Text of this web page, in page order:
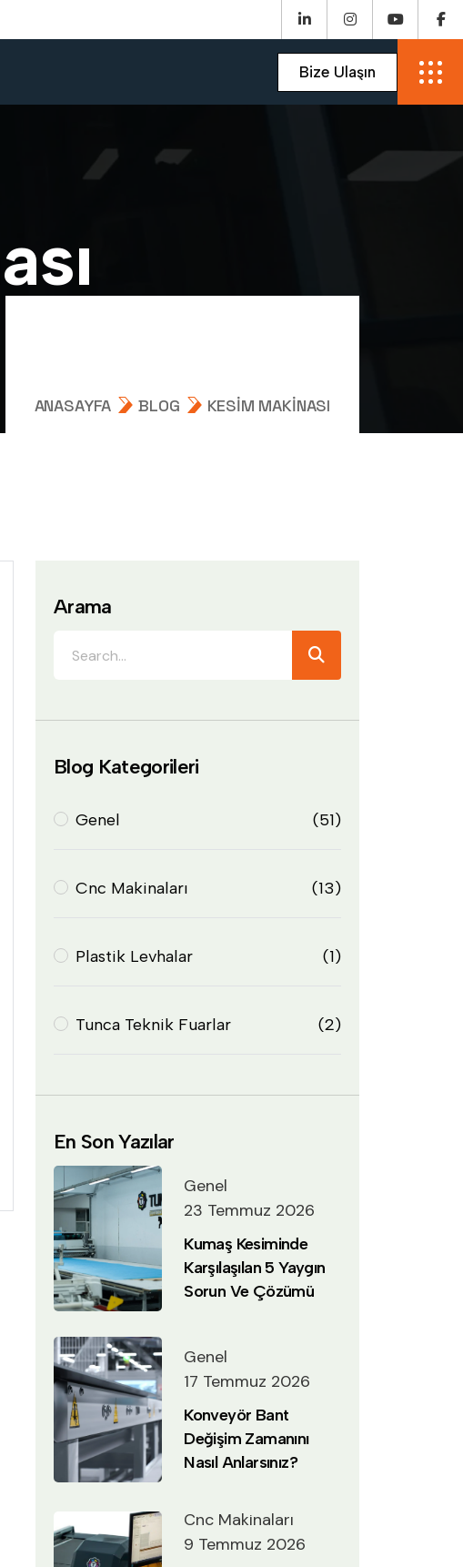
ası
ANASAYFA BLOG KESIM MAKINASI
Arama
Blog Kategorileri
Genel (51)
Cnc Makinaları (13)
Plastik Levhalar (1)
Tunca Teknik Fuarlar (2)
En Son Yazılar
Genel
23 Temmuz 2026
Kumaş Kesiminde
Karşılaşılan 5 Yaygın
Sorun Ve Çözümü
Genel
17 Temmuz 2026
Konveyör Bant
Değişim Zamanını
Nasıl Anlarsınız?
Cnc Makinaları
9 Temmuz 2026